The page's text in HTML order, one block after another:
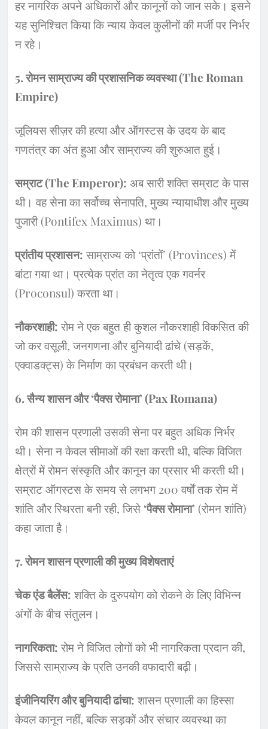
हर नागरिक अपने अधिकारों और कानूनों को जान सके। इसने
यह सुनिश्चित किया कि न्याय केवल कुलीनों की मर्जी पर निर्भर
न रहे।
​5. रोमन साम्राज्य की प्रशासनिक व्यवस्था (The Roman
Empire)
​जूलियस सीज़र की हत्या और ऑगस्टस के उदय के बाद
गणतंत्र का अंत हुआ और साम्राज्य की शुरुआत हुई।
सम्राट (The Emperor): अब सारी शक्ति सम्राट के पास
थी। वह सेना का सर्वोच्च सेनापति, मुख्य न्यायाधीश और मुख्य
पुजारी (Pontifex Maximus) था।
प्रांतीय प्रशासन: साम्राज्य को ‘प्रांतों’ (Provinces) में
बांटा गया था। प्रत्येक प्रांत का नेतृत्व एक गवर्नर
(Proconsul) करता था।
नौकरशाही: रोम ने एक बहुत ही कुशल नौकरशाही विकसित की
जो कर वसूली, जनगणना और बुनियादी ढांचे (सड़कें,
एक्वाडक्ट्स) के निर्माण का प्रबंधन करती थी।
​6. सैन्य शासन और ‘पैक्स रोमाना’ (Pax Romana)
​रोम की शासन प्रणाली उसकी सेना पर बहुत अधिक निर्भर
थी। सेना न केवल सीमाओं की रक्षा करती थी, बल्कि विजित
क्षेत्रों में रोमन संस्कृति और कानून का प्रसार भी करती थी।
सम्राट ऑगस्टस के समय से लगभग 200 वर्षों तक रोम में
शांति और स्थिरता बनी रही, जिसे ‘पैक्स रोमाना’ (रोमन शांति)
कहा जाता है।
​7. रोमन शासन प्रणाली की मुख्य विशेषताएं
चेक एंड बैलेंस: शक्ति के दुरुपयोग को रोकने के लिए विभिन्न
अंगों के बीच संतुलन।
नागरिकता: रोम ने विजित लोगों को भी नागरिकता प्रदान की,
जिससे साम्राज्य के प्रति उनकी वफादारी बढ़ी।
इंजीनियरिंग और बुनियादी ढांचा: शासन प्रणाली का हिस्सा
केवल कानून नहीं, बल्कि सड़कों और संचार व्यवस्था का